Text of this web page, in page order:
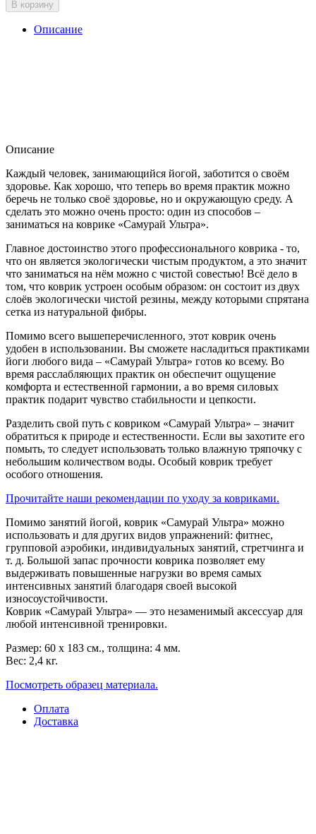
В корзину
Описание
Описание
Каждый человек, занимающийся йогой, заботится о своём
здоровье. Как хорошо, что теперь во время практик можно
беречь не только своё здоровье, но и окружающую среду. А
сделать это можно очень просто: один из способов –
заниматься на коврике «Самурай Ультра».
Главное достоинство этого профессионального коврика - то,
что он является экологически чистым продуктом, а это значит
что заниматься на нём можно с чистой совестью! Всё дело в
том, что коврик устроен особым образом: он состоит из двух
слоёв экологически чистой резины, между которыми спрятана
сетка из натуральной фибры.
Помимо всего вышеперечисленного, этот коврик очень
удобен в использовании. Вы сможете насладиться практиками
йоги любого вида – «Самурай Ультра» готов ко всему. Во
время расслабляющих практик он обеспечит ощущение
комфорта и естественной гармонии, а во время силовых
практик подарит чувство стабильности и цепкости.
Разделить свой путь с ковриком «Самурай Ультра» – значит
обратиться к природе и естественности. Если вы захотите его
помыть, то следует использовать только влажную тряпочку с
небольшим количеством воды. Особый коврик требует
особого отношения.
Прочитайте наши рекомендации по уходу за ковриками.
Помимо занятий йогой, коврик «Самурай Ультра» можно
использовать и для других видов упражнений: фитнес,
групповой аэробики, индивидуальных занятий, стретчинга и
т. д. Большой запас прочности коврика позволяет ему
выдерживать повышенные нагрузки во время самых
интенсивных занятий благодаря своей высокой
износоустойчивости.
Коврик «Самурай Ультра» — это незаменимый аксессуар для
любой интенсивной тренировки.
Размер: 60 x 183 см., толщина: 4 мм.
Вес: 2,4 кг.
Посмотреть образец материала.
Оплата
Доставка